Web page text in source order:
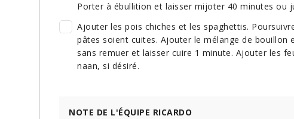
Porter à ébullition et laisser mijoter 40 minutes ou
Ajouter les pois chiches et les spaghettis.
pâtes soient cuites. Ajouter le mélange de bouillon
sans remuer et laisser cuire 1 minute. Ajouter les
naan, si désiré.
NOTE DE L'ÉQUIPE RICARDO